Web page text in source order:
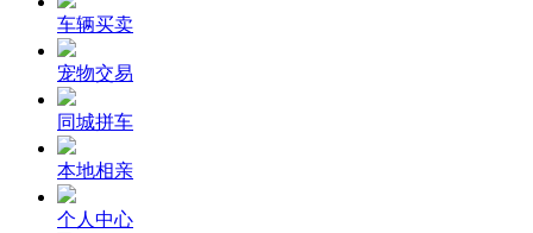
车辆买卖
宠物交易
同城拼车
本地相亲
个人中心